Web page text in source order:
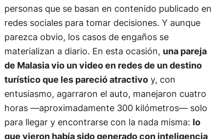
personas que se basan en contenido publicado en
redes sociales para tomar decisiones. Y aunque
parezca obvio, los casos de engaños se
materializan a diario. En esta ocasión, una pareja
de Malasia vio un video en redes de un destino
turístico que les pareció atractivoy, con
entusiasmo, agarraron el auto, manejaron cuatro
horas —aproximadamente 300 kilómetros— solo
para llegar y encontrarse con la nada misma: lo
que vieron había sido generado con inteligencia